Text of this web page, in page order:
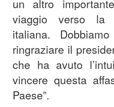
un altro
viaggio verso la
italiana.
ringraziare il
che ha avuto
vincere questa
Paese”.